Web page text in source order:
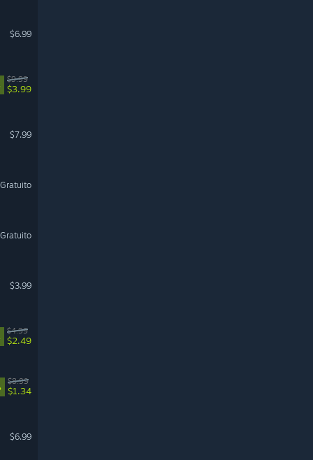
$6.99
$9.99
$3.99
$7.99
Gratuito
Gratuito
$3.99
$4.99
$2.49
$8.99
$1.34
$6.99